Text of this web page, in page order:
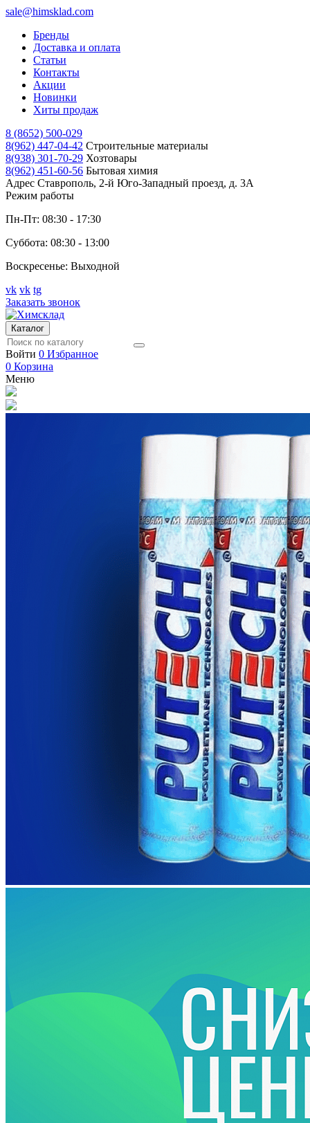
sale@himsklad.com
Бренды
Доставка и оплата
Статьи
Контакты
Акции
Новинки
Хиты продаж
8 (8652) 500-029
8(962) 447-04-42 Строительные материалы
8(938) 301-70-29 Хозтовары
8(962) 451-60-56 Бытовая химия
Адрес Ставрополь, 2-й Юго-Западный проезд, д. 3А
Режим работы
Пн-Пт: 08:30 - 17:30
Суббота: 08:30 - 13:00
Воскресенье: Выходной
vk vk tg
Заказать звонок
Каталог
Войти 0 Избранное
0 Корзина
Меню